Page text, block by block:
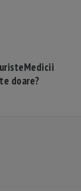
Medicii
doare?